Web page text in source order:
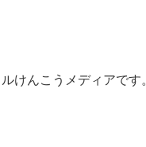
けんこうメディアです。